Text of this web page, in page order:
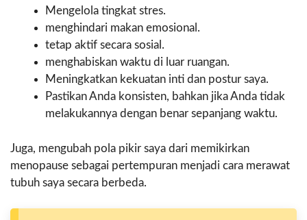
Mengelola tingkat stres.
menghindari makan emosional.
tetap aktif secara sosial.
menghabiskan waktu di luar ruangan.
Meningkatkan kekuatan inti dan postur saya.
Pastikan Anda konsisten, bahkan jika Anda tidak
melakukannya dengan benar sepanjang waktu.
Juga, mengubah pola pikir saya dari memikirkan
menopause sebagai pertempuran menjadi cara merawat
tubuh saya secara berbeda.